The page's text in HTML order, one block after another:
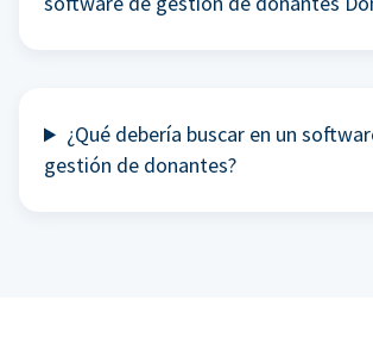
¿Qué debería buscar en un
gestión de donantes?